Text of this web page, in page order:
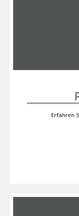
Erfahren